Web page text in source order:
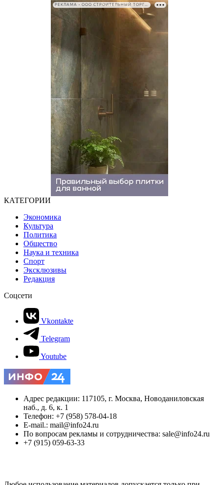
РЕКЛАМА • ООО СТРОИТЕЛЬНЫЙ ТОРГОВЫЙ ДОМ «ПЕТРОВИЧ». ИНН: 7802348846
КАТЕГОРИИ
Экономика
Культура
Политика
Общество
Наука и техника
Спорт
Эксклюзивы
Редакция
Соцсети
Vkontakte
Telegram
Youtube
Адрес редакции: 117105, г. Москва, Новоданиловская
наб., д. 6, к. 1
Телефон: +7 (958) 578-04-18
E-mail.: mail@info24.ru
По вопросам рекламы и сотрудничества: sale@info24.ru
+7 (915) 059-63-33